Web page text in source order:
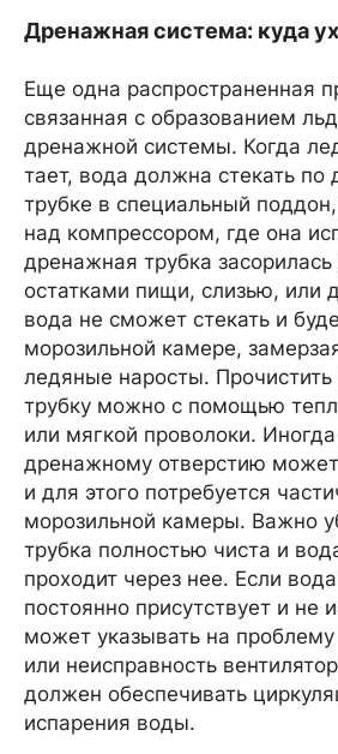
Дренажная система: куда
Еще одна распространенная
связанная с образованием
дренажной системы. Когда
тает, вода должна стекать по
трубке в специальный
над компрессором, где она
дренажная трубка
остатками пищи, слизью, или
вода не сможет стекать и
морозильной камере,
ледяные наросты.
трубку можно с помощью
или мягкой проволоки.
дренажному отверстию может
и для этого потребуется
морозильной камеры. Важно
трубка полностью чиста и
проходит через нее. Если
постоянно присутствует и не
может указывать на
или неисправность
должен обеспечивать
испарения воды.